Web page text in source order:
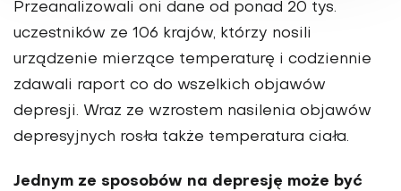
Przeanalizowali oni dane od ponad 20 tys.
uczestników ze 106 krajów, którzy nosili
urządzenie mierzące temperaturę i codziennie
zdawali raport co do wszelkich objawów
depresji. Wraz ze wzrostem nasilenia objawów
depresyjnych rosła także temperatura ciała.
Jednym ze sposobów na depresję może być